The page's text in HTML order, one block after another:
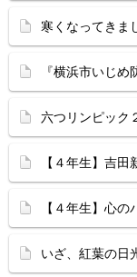
寒くなってきま
『横浜市いじめ
六つリンピック
【４年生】吉田
【４年生】心の
いざ、紅葉の日